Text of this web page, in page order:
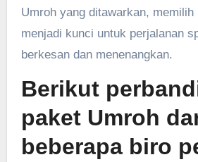
Umroh yang ditawarkan,
menjadi kunci untuk perjalanan
berkesan dan menenangkan.
Berikut
paket Umroh
beberapa biro